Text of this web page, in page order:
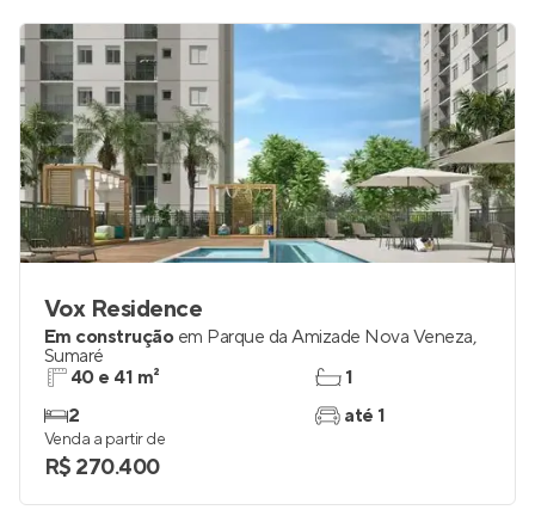
Vox Residence
Em construção em Parque da Amizade Nova Veneza,
Sumaré
40 e 41 m²
2
1
até 1
Venda a partir de
R$ 270.400